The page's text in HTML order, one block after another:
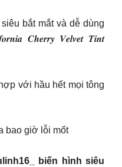
bắt mắt và dễ dùng
𝑪𝒉𝒆𝒓𝒓𝒚 𝑽𝒆𝒍𝒗𝒆𝒕 𝑻𝒊𝒏𝒕
với hầu hết mọi tông
bao giờ lỗi mốt
biến hình siêu